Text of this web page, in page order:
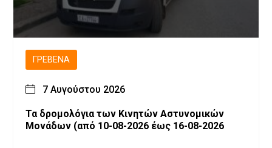
ΓΡΕΒΕΝΆ
7 Αυγούστου 2026
Τα δρομολόγια των Κινητών Αστυνομικών
Μονάδων (από 10-08-2026 έως 16-08-2026